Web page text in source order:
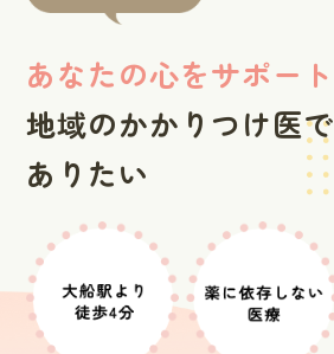
あなたの心をサポート
地域のかかりつけ医で
ありたい